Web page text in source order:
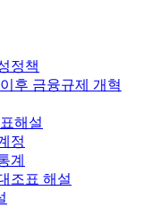
정책
후 금융규제 개혁
해설
정
계
조표 해설